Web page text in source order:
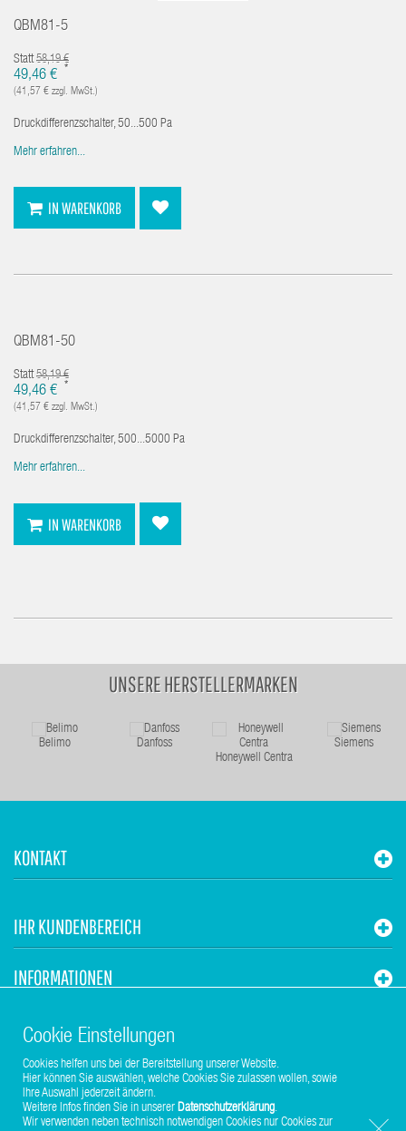
QBM81-5
Statt58,19 €
49,46 € *
(41,57 € zzgl. MwSt.)
Druckdifferenzschalter, 50...500 Pa
Mehr erfahren...
IN WARENKORB
QBM81-50
Statt58,19 €
49,46 € *
(41,57 € zzgl. MwSt.)
Druckdifferenzschalter, 500...5000 Pa
Mehr erfahren...
IN WARENKORB
UNSERE HERSTELLERMARKEN
Belimo
Danfoss
Honeywell Centra
Siemens
KONTAKT
IHR KUNDENBEREICH
INFORMATIONEN
STUHR HVAC
Cookie Einstellungen
Cookies helfen uns bei der Bereitstellung unserer Website.
Hier können Sie auswählen, welche Cookies Sie zulassen wollen, sowie
Ihre Auswahl jederzeit ändern.
Weitere Infos finden Sie in unserer Datenschutzerklärung.
Wir verwenden neben technisch notwendigen Cookies nur Cookies zur